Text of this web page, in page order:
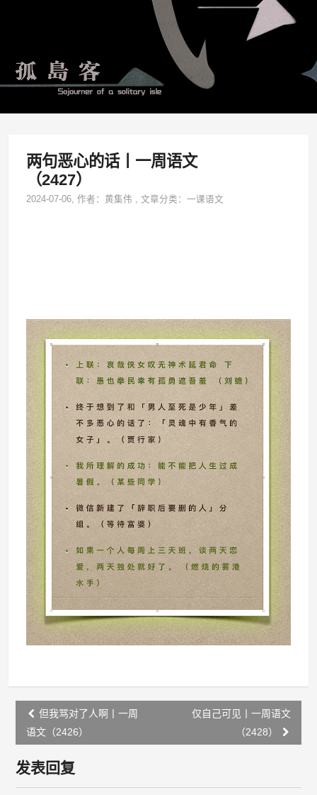
两句恶心的话丨一周语文
（2427）
2024-07-06, 作者：黄集伟 ,文章分类：一课语文
Post
navigation
但我骂对了人啊丨一周
语文（2426）
仅自己可见丨一周语文
（2428）
发表回复